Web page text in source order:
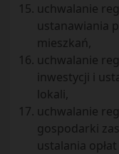
uchwalanie
ustanawiania
mieszkań,
uchwalanie
inwestycji i
lokali,
uchwalanie
gospodarki
ustalania